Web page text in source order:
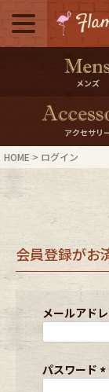
メニュー
ログイン・会
ご利用ガイド
店舗紹介
メンズ
アクセサリ
HOME ログイン
会員登録がお
メールアド
パスワード